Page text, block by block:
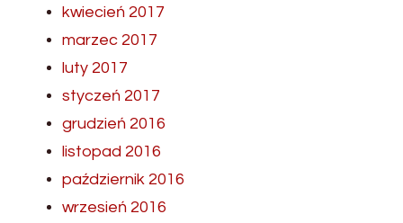
kwiecień 2017
marzec 2017
luty 2017
styczeń 2017
grudzień 2016
listopad 2016
październik 2016
wrzesień 2016